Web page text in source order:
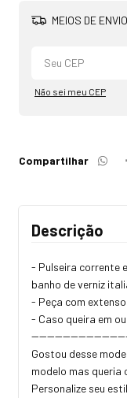
MEIOS DE ENVIO
Não sei meu CEP
Compartilhar
Descrição
- Pulseira corrente
banho de verniz
- Peça com
- Caso queira em
Gostou desse
modelo mas queria
Personalize seu